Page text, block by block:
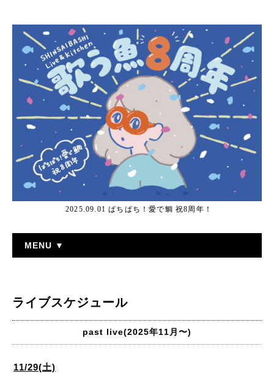
2025.09.01 ぱちぱち！愛で鯛 祝8周年！
MENU ▼
ライブスケジュール
past live(2025年11月〜)
11/29(土)